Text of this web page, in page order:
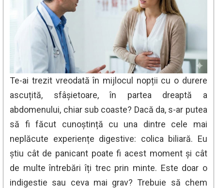
Te-ai trezit vreodată în mijlocul nopții cu o durere
ascuțită, sfâșietoare, în partea dreaptă a
abdomenului, chiar sub coaste? Dacă da, s-ar putea
să fi făcut cunoștință cu una dintre cele mai
neplăcute experiențe digestive: colica biliară. Eu
știu cât de panicant poate fi acest moment și cât
de multe întrebări îți trec prin minte. Este doar o
indigestie sau ceva mai grav? Trebuie să chem